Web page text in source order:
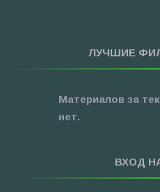
Про Новый Год
»Фильмы для ...
ЛУЧШИЕ
Материалов за
нет.
ВХОД